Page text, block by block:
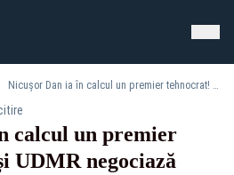
Nicușor Dan ia în calcul un premier tehnocrat! PSD și UDMR negociază intens viitorul Guvern
calcul un premier
UDMR negociază